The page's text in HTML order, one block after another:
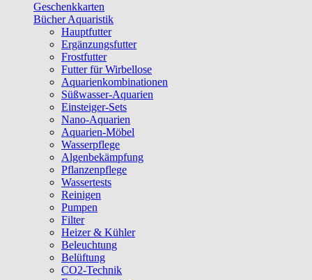
Geschenkkarten
Bücher Aquaristik
Hauptfutter
Ergänzungsfutter
Frostfutter
Futter für Wirbellose
Aquarienkombinationen
Süßwasser-Aquarien
Einsteiger-Sets
Nano-Aquarien
Aquarien-Möbel
Wasserpflege
Algenbekämpfung
Pflanzenpflege
Wassertests
Reinigen
Pumpen
Filter
Heizer & Kühler
Beleuchtung
Belüftung
CO2-Technik